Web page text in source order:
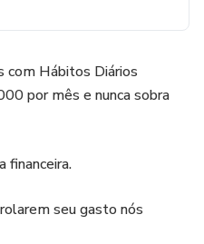
com Hábitos Diários
por mês e nunca sobra
financeira.
seu gasto nós